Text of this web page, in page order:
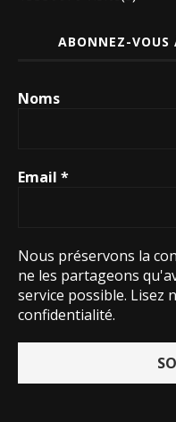
ABONNEZ-VOUS
Noms
Email *
Nous préservons la
ne les partageons
service possible. Lisez
confidentialité.